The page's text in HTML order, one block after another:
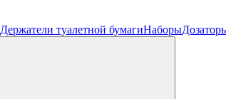
Держатели туалетной бумагиНаборы